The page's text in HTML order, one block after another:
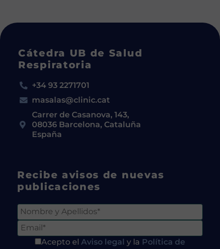
Cátedra UB de Salud
Respiratoria
+34 93 2271701
masalas@clinic.cat
Carrer de Casanova, 143,
08036 Barcelona, Cataluña
España
Recibe avisos de nuevas
publicaciones
Acepto el Aviso legal y la Política de